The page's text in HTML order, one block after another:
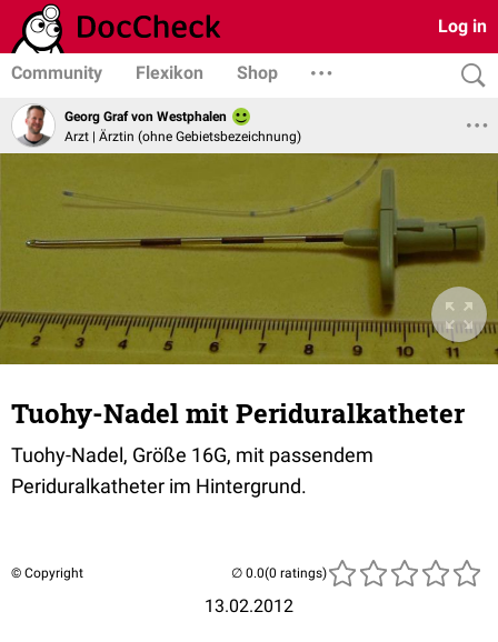
Log in
Community Flexikon Shop
Georg Graf von Westphalen
Arzt | Ärztin (ohne Gebietsbezeichnung)
Tuohy-Nadel mit Periduralkatheter
Tuohy-Nadel, Größe 16G, mit passendem
Periduralkatheter im Hintergrund.
© Copyright
13.02.2012
(0 ratings)